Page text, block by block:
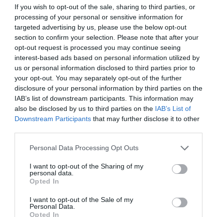
If you wish to opt-out of the sale, sharing to third parties, or
processing of your personal or sensitive information for
targeted advertising by us, please use the below opt-out
section to confirm your selection. Please note that after your
opt-out request is processed you may continue seeing
interest-based ads based on personal information utilized by
us or personal information disclosed to third parties prior to
your opt-out. You may separately opt-out of the further
disclosure of your personal information by third parties on the
IAB’s list of downstream participants. This information may
also be disclosed by us to third parties on the IAB’s List of
Downstream Participants that may further disclose it to other
Personal Data Processing Opt Outs
I want to opt-out of the Sharing of my
personal data.
Opted In
I want to opt-out of the Sale of my
Personal Data.
Opted In
vehicles de flota. Una correcta gestió de flota és
un dels elements claus per reduir els nivells
d'emissions dels seus vehicles.
Torrot, vehicles elèctrics eficients i
interconnectats amb l'entorn
La signatura d'aquest acord significa un pas
endavant per aTorrot en la seva aposta per la
millora de la mobilitat urbana a través de la
promociói l'ús de vehicles elèctrics intel·ligents i
menys contaminació atmosfèrica.
Torrot és un dels fabricants de vehicles elèctrics
exemple, és el creador deTorrot Muvi, l'escúter